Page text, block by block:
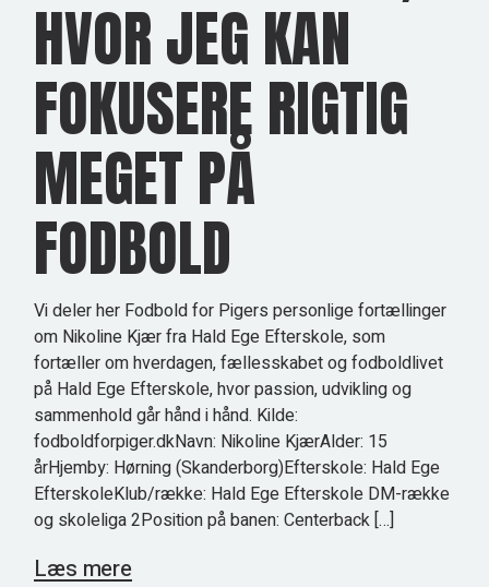
HVOR JEG KAN
FOKUSERE RIGTIG
MEGET PÅ
FODBOLD
Vi deler her Fodbold for Pigers personlige fortællinger
om Nikoline Kjær fra Hald Ege Efterskole, som
fortæller om hverdagen, fællesskabet og fodboldlivet
på Hald Ege Efterskole, hvor passion, udvikling og
sammenhold går hånd i hånd. Kilde:
fodboldforpiger.dkNavn: Nikoline KjærAlder: 15
årHjemby: Hørning (Skanderborg)Efterskole: Hald Ege
EfterskoleKlub/række: Hald Ege Efterskole DM-række
og skoleliga 2Position på banen: Centerback […]
Læs mere